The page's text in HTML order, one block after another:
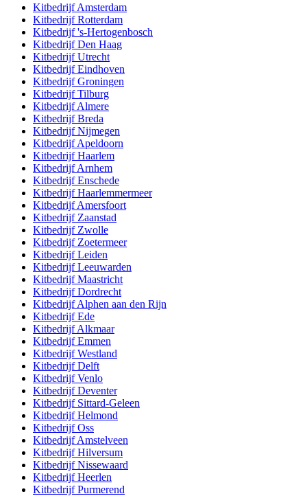
KitbedrijfAmsterdam
KitbedrijfRotterdam
Kitbedrijf's-Hertogenbosch
KitbedrijfDen Haag
KitbedrijfUtrecht
KitbedrijfEindhoven
KitbedrijfGroningen
KitbedrijfTilburg
KitbedrijfAlmere
KitbedrijfBreda
KitbedrijfNijmegen
KitbedrijfApeldoorn
KitbedrijfHaarlem
KitbedrijfArnhem
KitbedrijfEnschede
KitbedrijfHaarlemmermeer
KitbedrijfAmersfoort
Kitbedrijf Zaanstad
Kitbedrijf Zwolle
Kitbedrijf Zoetermeer
KitbedrijfLeiden
KitbedrijfLeeuwarden
KitbedrijfMaastricht
KitbedrijfDordrecht
KitbedrijfAlphen aan den Rijn
KitbedrijfEde
KitbedrijfAlkmaar
KitbedrijfEmmen
KitbedrijfWestland
KitbedrijfDelft
KitbedrijfVenlo
KitbedrijfDeventer
Kitbedrijf Sittard-Geleen
KitbedrijfHelmond
KitbedrijfOss
KitbedrijfAmstelveen
KitbedrijfHilversum
KitbedrijfNissewaard
KitbedrijfHeerlen
KitbedrijfPurmerend